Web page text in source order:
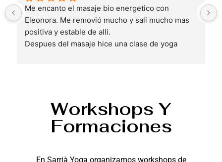
Me encanto el masaje bio energetico con
Eleonora. Me removió mucho y sali mucho mas
positiva y estable de alli.
Despues del masaje hice una clase de yoga
Workshops Y
Formaciones
En Sarrià Yoga organizamos workshops de